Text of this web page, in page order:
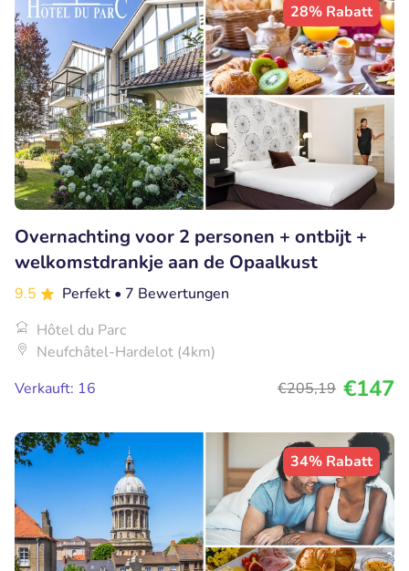
28% Rabatt
Overnachting voor 2 personen + ontbijt +
welkomstdrankje aan de Opaalkust
9.5 Perfekt • 7 Bewertungen
Hôtel du Parc
Neufchâtel-Hardelot (4km)
Verkauft: 16
€205,19 €147
34% Rabatt